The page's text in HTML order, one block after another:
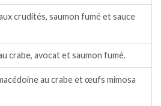
crudités, saumon fumé et sauce
crabe, avocat et saumon fumé.
au crabe et œufs mimosa